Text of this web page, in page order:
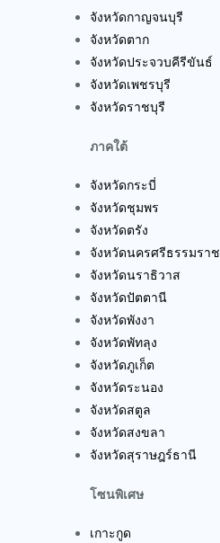
จังหวัดกาญจนบุรี
จังหวัดตาก
จังหวัดประจวบคีรีขันธ์
จังหวัดเพชรบุรี
จังหวัดราชบุรี
ภาคใต้
จังหวัดกระบี่
จังหวัดชุมพร
จังหวัดตรัง
จังหวัดนครศรีธรรมราช
จังหวัดนราธิวาส
จังหวัดปัตตานี
จังหวัดพังงา
จังหวัดพัทลุง
จังหวัดภูเก็ต
จังหวัดระนอง
จังหวัดสตูล
จังหวัดสงขลา
จังหวัดสุราษฎร์ธานี
โซนพิเศษ
เกาะกูด